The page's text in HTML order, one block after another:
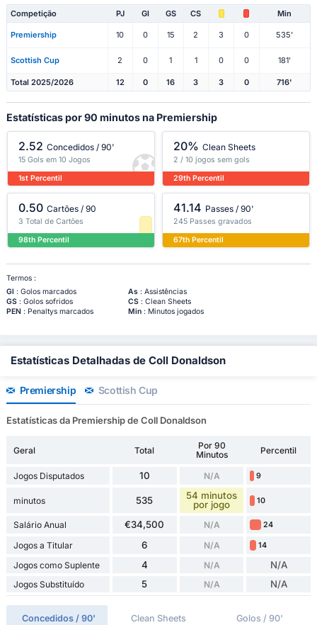
Competição PJ Gl GS CS Min
Premiership 10 0 15 2 3 0 535'
Scottish Cup 2 0 1 1 0 0 181'
Total 2025/2026 12 0 16 3 3 0 716'
Estatísticas por 90 minutos na Premiership
2.52 Concedidos / 90'
15 Gols em 10 Jogos
1st Percentil
20% Clean Sheets
2 / 10 jogos sem gols
29th Percentil
0.50 Cartões / 90
3 Total de Cartões
98th Percentil
41.14 Passes / 90'
245 Passes gravados
67th Percentil
Termos :
Gl : Golos marcados As: Assistências
GS: Golos sofridos CS: Clean Sheets
PEN: Penaltys marcados Min: Minutos jogados
Estatísticas Detalhadas de Coll Donaldson
Premiership Scottish Cup
Estatísticas da Premiership de Coll Donaldson
Geral Total
Por 90
Minutos
Percentil
Jogos Disputados 10 N/A 9
minutos 535
54 minutos
por jogo
10
Salário Anual €34,500 N/A 24
Jogos a Titular 6 N/A 14
Jogos como Suplente 4 N/A N/A
Jogos Substituído 5 N/A N/A
Concedidos / 90' Clean Sheets Golos / 90'